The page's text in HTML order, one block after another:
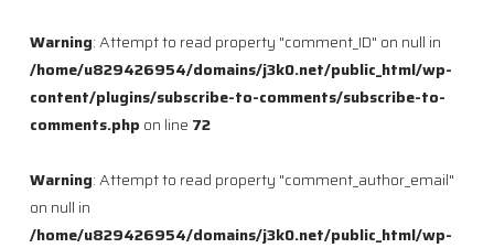
Warning: Attempt to read property "comment_ID" on null in
/home/u829426954/domains/j3k0.net/public_html/wp-
content/plugins/subscribe-to-comments/subscribe-to-
comments.php on line 72
Warning: Attempt to read property "comment_author_email"
on null in
/home/u829426954/domains/j3k0.net/public_html/wp-